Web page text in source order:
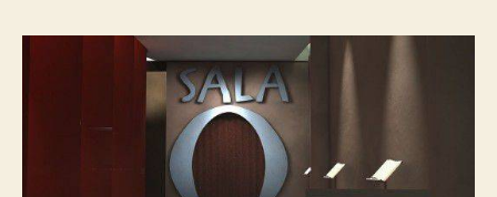
entrada
entrada